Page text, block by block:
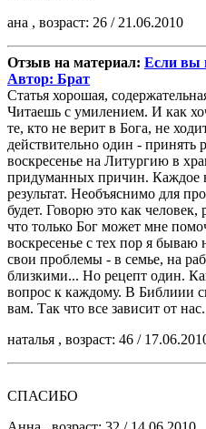
ана , возраст: 26 / 21.06.2010
Отзыв на материал: Если вы
Автор: Брат
Статья хорошая,
Читаешь с умилением. И как
те, кто не верит в Бога, не
действительно один - принять
воскресенье на Литургию в
придуманных причин. Каждое
результат. Необъяснимо для
будет. Говорю это как
что только Бог может мне
воскресенье с тех пор я
свои проблемы - в семье, на
близкими... Но рецепт один.
вопрос к каждому. В Библиии
вам. Так что все зависит от нас.
наталья , возраст: 46 /
CПАСИБО